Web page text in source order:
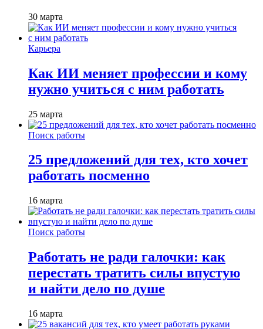
30 марта
Карьера
Как ИИ меняет профессии и кому
нужно учиться с ним работать
25 марта
Поиск работы
25 предложений для тех, кто хочет
работать посменно
16 марта
Поиск работы
Работать не ради галочки: как
перестать тратить силы впустую
и найти дело по душе
16 марта